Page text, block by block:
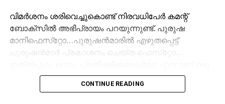
വിമര്‍ശനം ശരിവെച്ചുകൊണ്ട് നിരവധിപേര്‍ കമന്റ്
ബോക്‌സില്‍ അഭിപ്രായം പറയുന്നുണ്ട്. പുരുഷ
മാനിഫെസ്‌റ്റോ…പുരുഷന്‍മാരില്‍ എഴുതപ്പെട്ട്
പുരുഷന്‍മാര്‍ പ്രകാശനം ചെയ്ത ഫെസ്‌റ്റോ…
CONTINUE READING